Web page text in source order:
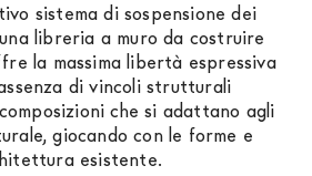
sistema di sospensione dei
libreria a muro da costruire
la massima libertà espressiva
di vincoli strutturali
che si adattano agli
giocando con le forme e
esistente.